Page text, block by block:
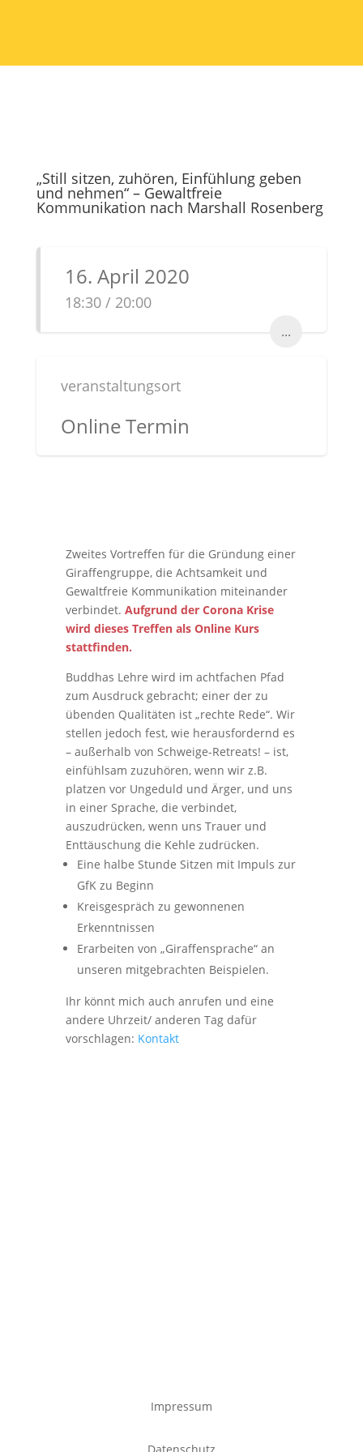
„Still sitzen, zuhören, Einfühlung geben
und nehmen“ – Gewaltfreie
Kommunikation nach Marshall Rosenberg
16. April 2020
18:30 / 20:00
...
veranstaltungsort
Online Termin
Zweites Vortreffen für die Gründung einer
Giraffengruppe, die Achtsamkeit und
Gewaltfreie Kommunikation miteinander
verbindet. Aufgrund der Corona Krise
wird dieses Treffen als Online Kurs
stattfinden.
Buddhas Lehre wird im achtfachen Pfad
zum Ausdruck gebracht; einer der zu
übenden Qualitäten ist „rechte Rede“. Wir
stellen jedoch fest, wie herausfordernd es
– außerhalb von Schweige-Retreats! – ist,
einfühlsam zuzuhören, wenn wir z.B.
platzen vor Ungeduld und Ärger, und uns
in einer Sprache, die verbindet,
auszudrücken, wenn uns Trauer und
Enttäuschung die Kehle zudrücken.
Eine halbe Stunde Sitzen mit Impuls zur
GfK zu Beginn
Kreisgespräch zu gewonnenen
Erkenntnissen
Erarbeiten von „Giraffensprache“ an
unseren mitgebrachten Beispielen.
Ihr könnt mich auch anrufen und eine
andere Uhrzeit/ anderen Tag dafür
vorschlagen: Kontakt
Impressum